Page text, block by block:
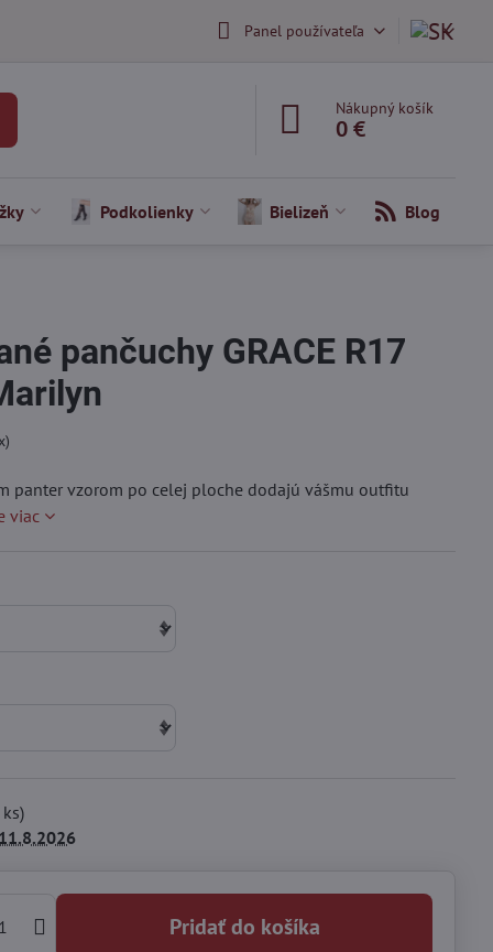
Panel používateľa
Nákupný košík
0 €
Podkolienky Bielizeň Blog
pančuchy GRACE R17
panter vzorom po celej ploche dodajú vášmu outfitu
viac
ks)
Pridať do košíka